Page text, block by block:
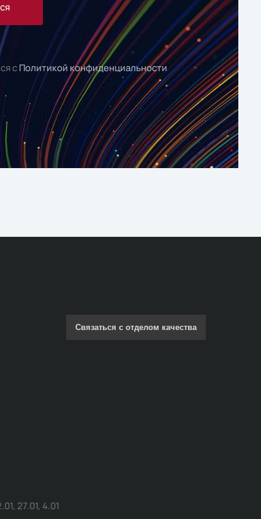
сПолитикой конфиденциальности
Связаться с отделом качества
27.01, 4.01